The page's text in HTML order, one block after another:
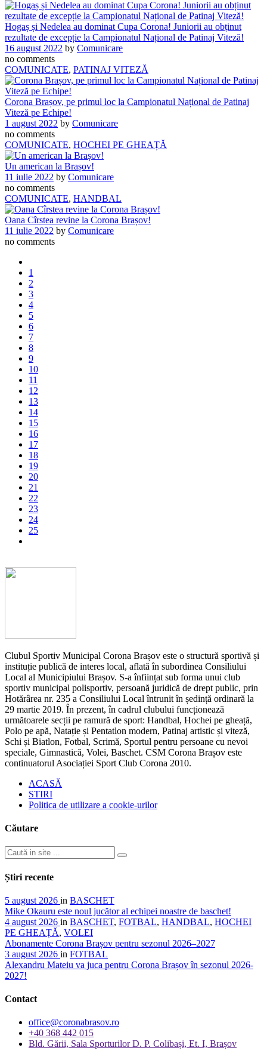
Hogaș și Nedelea au dominat Cupa Corona! Juniorii au obținut
rezultate de excepție la Campionatul Național de Patinaj Viteză!
16 august 2022 by Comunicare
no comments
COMUNICATE, PATINAJ VITEZĂ
Corona Brașov, pe primul loc la Campionatul Național de Patinaj
Viteză pe Echipe!
1 august 2022 by Comunicare
no comments
COMUNICATE, HOCHEI PE GHEAȚĂ
Un american la Brașov!
11 iulie 2022 by Comunicare
no comments
COMUNICATE, HANDBAL
Oana Cîrstea revine la Corona Brașov!
11 iulie 2022 by Comunicare
no comments
1
2
3
4
5
6
7
8
9
10
11
12
13
14
15
16
17
18
19
20
21
22
23
24
25
Clubul Sportiv Municipal Corona Brașov este o structură sportivă și
instituție publică de interes local, aflată în subordinea Consiliului
Local al Municipiului Brașov. S-a înființat sub forma unui club
sportiv municipal polisportiv, persoană juridică de drept public, prin
Hotărârea nr. 235 a Consiliului Local întrunit în ședință ordinară la
29 martie 2019. În prezent, în cadrul clubului funcționează
următoarele secții pe ramură de sport: Handbal, Hochei pe gheață,
Polo pe apă, Natație și Pentatlon modern, Patinaj artistic și viteză,
Schi și Biatlon, Fotbal, Scrimă, Sportul pentru persoane cu nevoi
speciale, Gimnastică, Volei, Baschet. CSM Corona Brașov este
continuatorul Asociației Sport Club Corona 2010.
ACASĂ
STIRI
Politica de utilizare a cookie-urilor
Căutare
Știri recente
5 august 2026 in BASCHET
Mike Okauru este noul jucător al echipei noastre de baschet!
4 august 2026 in BASCHET, FOTBAL, HANDBAL, HOCHEI
PE GHEAȚĂ, VOLEI
Abonamente Corona Brașov pentru sezonul 2026–2027
3 august 2026 in FOTBAL
Alexandru Mateiu va juca pentru Corona Brașov în sezonul 2026-
2027!
Contact
office@coronabrasov.ro
+40 368 442 015
Bld. Gării, Sala Sporturilor D. P. Colibași, Et. I, Brașov